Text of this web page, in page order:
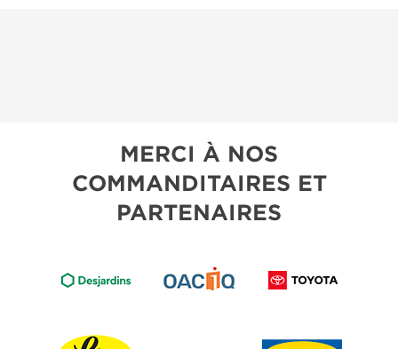
MERCI À NOS
COMMANDITAIRES ET
PARTENAIRES